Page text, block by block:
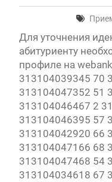
Для уточнения
абитуриенту
профиле на
313104039345 70
313104047352 51
313104046467 2
313104046395 57
313104042920 66
313104047166 68
313104047468 54
313104034618 67